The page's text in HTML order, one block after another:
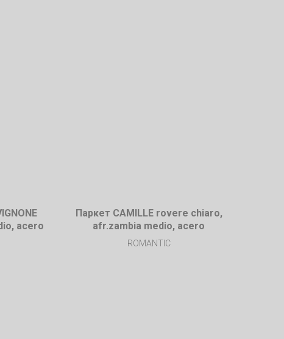
acero
Паркет CAMILLE rovere chiaro,
afr.zambia medio, acero
ROMANTIC